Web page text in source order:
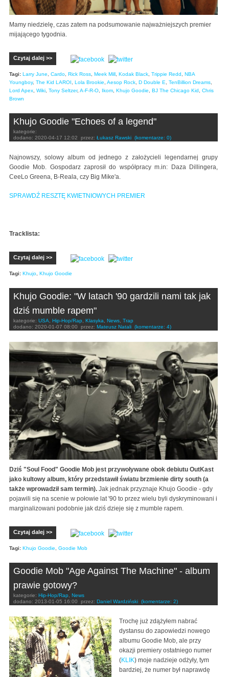
Mamy niedzielę, czas zatem na podsumowanie najważniejszych premier
mijającego tygodnia.
Czytaj dalej >>
Tagi: Larry June Cardo Rick Ross Meek Mill Kodak Black Trippie Redd
NBA
Youngboy, The Kid LAROI Lola Brookie Aesop Rock D Double E TenBillion Dreams
Lord Apex Wiki Tony Seltzer, A-F-R-O Ikom Khujo Goodie BJ The Chicago Kid
Chris
Brown
Khujo Goodie "Echoes of a legend"
kategorie:
dodano: 2020-04-17 12:02 przez: Łukasz Rawski (komentarze: 0)
Najnowszy, solowy album od jednego z założycieli legendarnej grupy
Goodie Mob. Gospodarz zaprosił do współpracy m.in: Daza Dillingera,
CeeLo Greena, B-Reala, czy Big Mike'a.
SPRAWDŹ RESZTĘ KWIETNIOWYCH PREMIER
Tracklista:
Czytaj dalej >>
Tagi: Khujo Khujo Goodie
Khujo Goodie: "W latach '90 gardzili nami tak jak
dziś mumble rapem"
kategorie: USA Hip-Hop/Rap Klasyka News Trap
dodano: 2020-01-07 08:00 przez: Mateusz Natali (komentarze: 4)
Dziś "Soul Food" Goodie Mob jest przywoływane obok debiutu OutKast
jako kultowy album, który przedstawił światu brzmienie dirty south (a
także wprowadził sam termin). Jak jednak przyznaje Khujo Goodie - gdy
pojawili się na scenie w połowie lat '90 to przez wielu byli dyskryminowani i
marginalizowani podobnie jak dziś dzieje się z mumble rapem.
Czytaj dalej >>
Tagi: Khujo Goodie Goodie Mob
Goodie Mob "Age Against The Machine" - album
prawie gotowy?
kategorie: Hip-Hop/Rap
News
dodano: 2013-01-05 16:00 przez: Daniel Wardziński (komentarze: 2)
Trochę już zdążyłem nabrać
dystansu do zapowiedzi nowego
albumu Goodie Mob, ale przy
okazji premiery ostatniego numer
(KLIK) moje nadzieje odżyły, tym
bardziej, że numer był naprawdę